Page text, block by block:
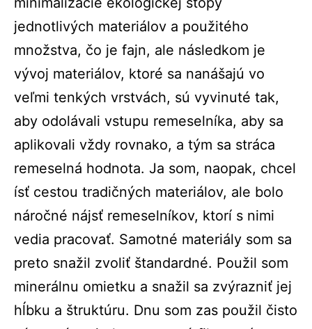
jednotlivých materiálov a použitého
množstva, čo je fajn, ale následkom je
vývoj materiálov, ktoré sa nanášajú vo
veľmi tenkých vrstvách, sú vyvinuté tak,
aby odolávali vstupu remeselníka, aby sa
aplikovali vždy rovnako, a tým sa stráca
remeselná hodnota. Ja som, naopak, chcel
ísť cestou tradičných materiálov, ale bolo
náročné nájsť remeselníkov, ktorí s nimi
vedia pracovať. Samotné materiály som sa
preto snažil zvoliť štandardné. Použil som
minerálnu omietku a snažil sa zvýrazniť jej
hĺbku a štruktúru. Dnu som zas použil čisto